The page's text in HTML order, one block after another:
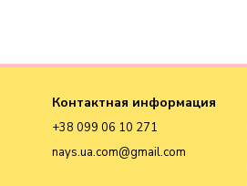
Контактная информация
+38 099 06 10 271
nays.ua.com@gmail.com